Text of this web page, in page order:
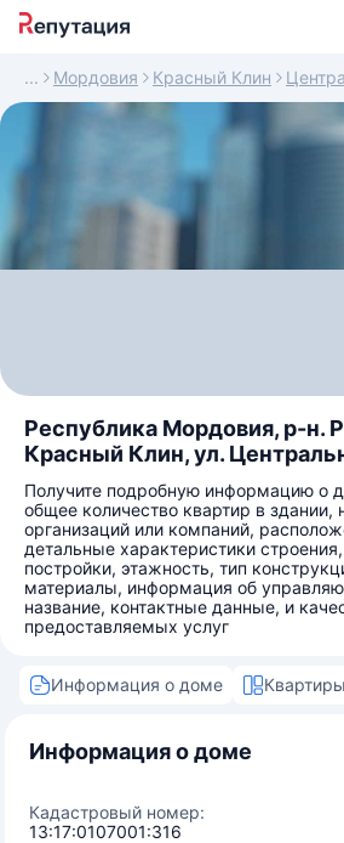
Мордовия Красный Клин
Республика Мордовия, р-н.
Красный Клин, ул.
Получите подробную информацию о
общее количество квартир в здании,
организаций или компаний,
детальные характеристики
постройки, этажность, тип
материалы, информация об
название, контактные данные, и
предоставляемых услуг
Информация о доме
Информация о доме
Кадастровый номер:
13:17:0107001:316